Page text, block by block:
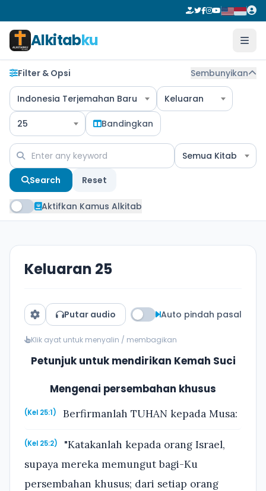
Alkitabku
Filter & Opsi Sembunyikan
Indonesia Terjemahan Baru Keluaran
25 Bandingkan
Semua Kitab
Search Reset
Aktifkan Kamus Alkitab
Keluaran 25
Putar audio Auto pindah pasal
Klik ayat untuk menyalin / membagikan
Petunjuk untuk mendirikan Kemah Suci
Mengenai persembahan khusus
(Kel 25:1) Berfirmanlah TUHAN kepada Musa:
(Kel 25:2)
"Katakanlah kepada orang Israel,
supaya mereka memungut bagi-Ku
persembahan khusus; dari setiap orang